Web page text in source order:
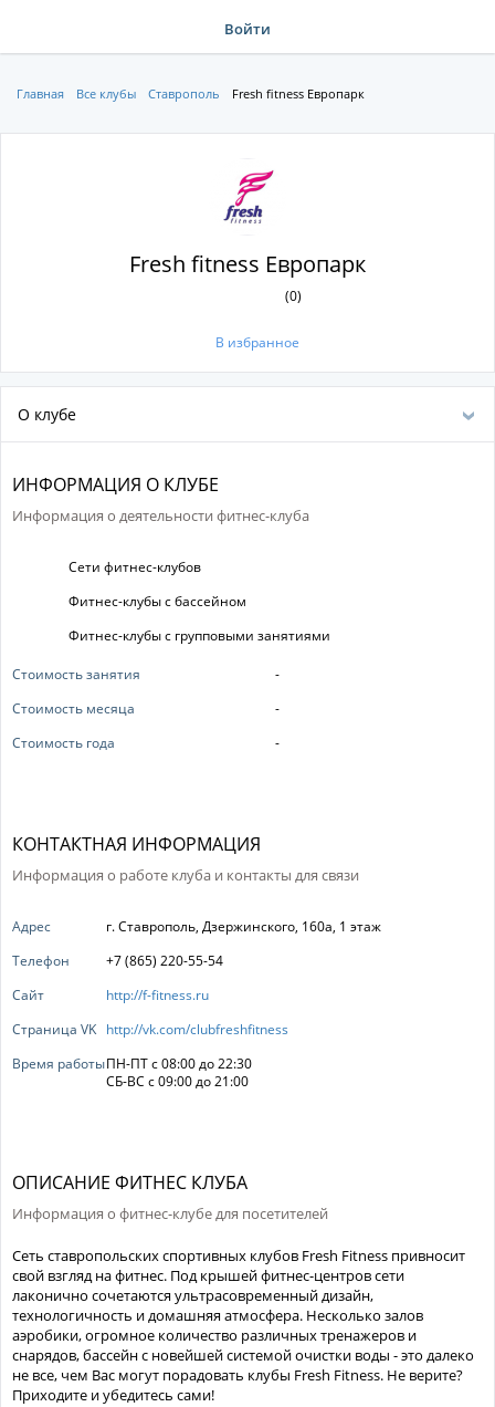
Войти
Главная Все клубы Ставрополь Fresh fitness Европарк
Fresh fitness Европарк
(0)
В избранное
О клубе
ИНФОРМАЦИЯ О КЛУБЕ
Информация о деятельности фитнес-клуба
Сети фитнес-клубов
Фитнес-клубы с бассейном
Фитнес-клубы с групповыми занятиями
Стоимость занятия
-
Стоимость месяца
-
Стоимость года
-
КОНТАКТНАЯ ИНФОРМАЦИЯ
Информация о работе клуба и контакты для связи
Адрес
г. Ставрополь, Дзержинского, 160а, 1 этаж
Телефон
+7 (865) 220-55-54
Сайт
http://f-fitness.ru
Страница VK http://vk.com/clubfreshfitness
Время работыПН-ПТ с 08:00 до 22:30
СБ-ВС с 09:00 до 21:00
ОПИСАНИЕ ФИТНЕС КЛУБА
Информация о фитнес-клубе для посетителей
Сеть ставропольских спортивных клубов Fresh Fitness привносит
свой взгляд на фитнес. Под крышей фитнес-центров сети
лаконично сочетаются ультрасовременный дизайн,
технологичность и домашняя атмосфера. Несколько залов
аэробики, огромное количество различных тренажеров и
снарядов, бассейн с новейшей системой очистки воды - это далеко
не все, чем Вас могут порадовать клубы Fresh Fitness. Не верите?
Приходите и убедитесь сами!